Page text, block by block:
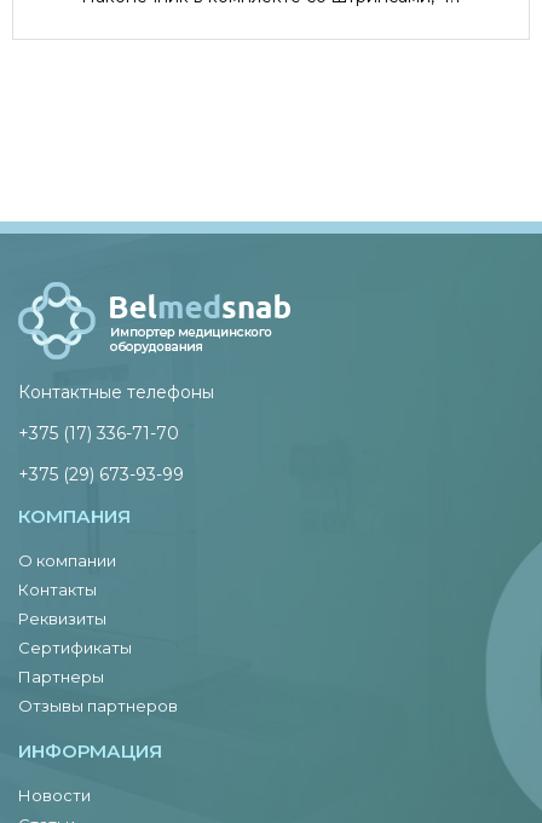
Контактные телефоны
+375 (17) 336-71-70
+375 (29) 673-93-99
КОМПАНИЯ
О компании
Контакты
Реквизиты
Сертификаты
Партнеры
Отзывы партнеров
ИНФОРМАЦИЯ
Новости